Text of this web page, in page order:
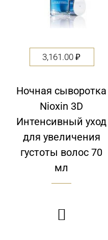
3,161.00₽
Ночная сыворотка
Nioxin 3D
Интенсивный уход
для увеличения
густоты волос 70
мл
